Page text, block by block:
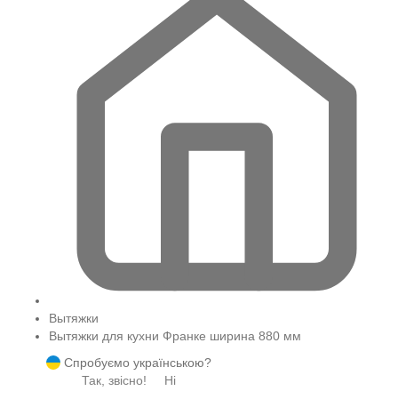
Вытяжки
Вытяжки для кухни Франке ширина 880 мм
Спробуємо українською?
Так, звісно!
Ні